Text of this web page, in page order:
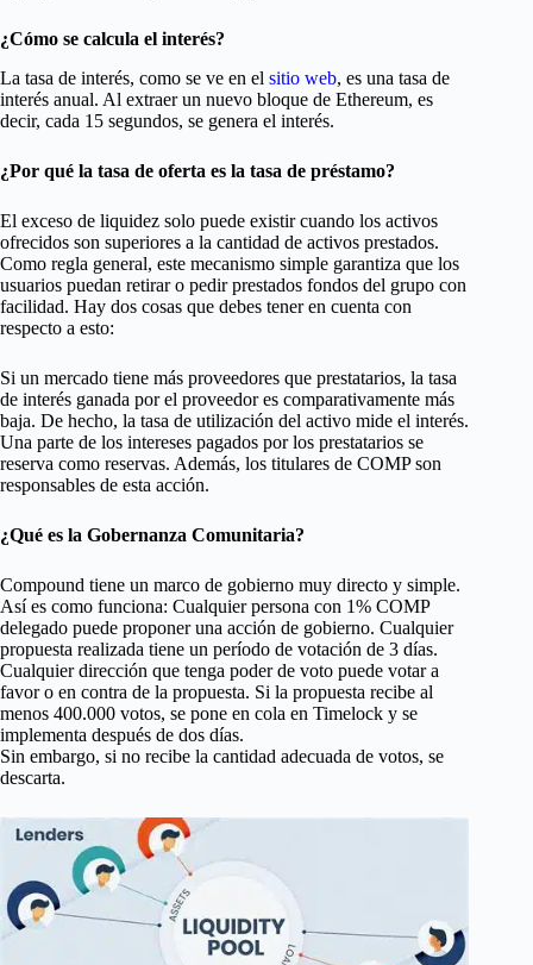
¿Cómo se calcula el interés?
La tasa de interés, como se ve en el sitio web, es una tasa de
interés anual. Al extraer un nuevo bloque de Ethereum, es
decir, cada 15 segundos, se genera el interés.
¿Por qué la tasa de oferta es la tasa de préstamo?
El exceso de liquidez solo puede existir cuando los activos
ofrecidos son superiores a la cantidad de activos prestados.
Como regla general, este mecanismo simple garantiza que los
usuarios puedan retirar o pedir prestados fondos del grupo con
facilidad. Hay dos cosas que debes tener en cuenta con
respecto a esto:
Si un mercado tiene más proveedores que prestatarios, la tasa
de interés ganada por el proveedor es comparativamente más
baja. De hecho, la tasa de utilización del activo mide el interés.
Una parte de los intereses pagados por los prestatarios se
reserva como reservas. Además, los titulares de COMP son
responsables de esta acción.
¿Qué es la Gobernanza Comunitaria?
Compound tiene un marco de gobierno muy directo y simple.
Así es como funciona: Cualquier persona con 1% COMP
delegado puede proponer una acción de gobierno. Cualquier
propuesta realizada tiene un período de votación de 3 días.
Cualquier dirección que tenga poder de voto puede votar a
favor o en contra de la propuesta. Si la propuesta recibe al
menos 400.000 votos, se pone en cola en Timelock y se
implementa después de dos días.
Sin embargo, si no recibe la cantidad adecuada de votos, se
descarta.